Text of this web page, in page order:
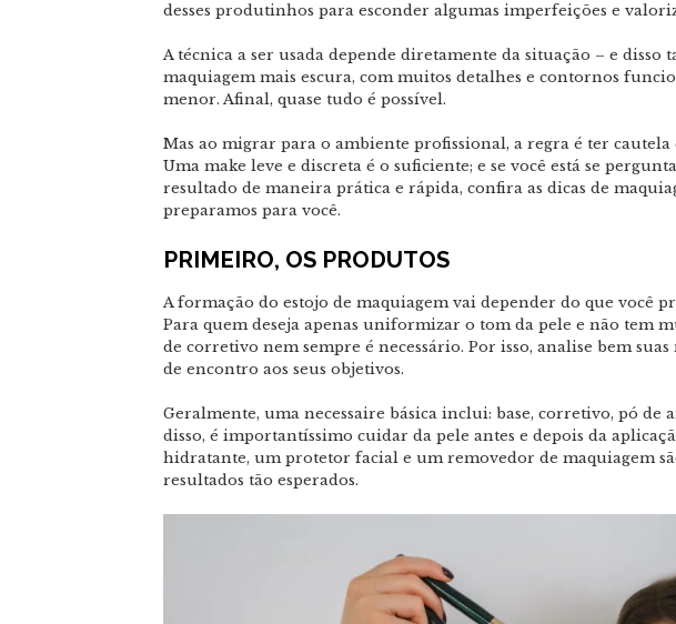
desses produtinhos para esconder algumas imperfeições e
A técnica a ser usada depende diretamente da situação – e disso
maquiagem mais escura, com muitos detalhes e contornos
menor. Afinal, quase tudo é possível.
Mas ao migrar para o ambiente profissional, a regra é ter cautela
Uma make leve e discreta é o suficiente; e se você está se
resultado de maneira prática e rápida, confira as dicas de
preparamos para você.
PRIMEIRO, OS PRODUTOS
A formação do estojo de maquiagem vai depender do que você
Para quem deseja apenas uniformizar o tom da pele e não tem
de corretivo nem sempre é necessário. Por isso, analise bem suas
de encontro aos seus objetivos.
Geralmente, uma necessaire básica inclui: base, corretivo, pó de
disso, é importantíssimo cuidar da pele antes e depois da
hidratante, um protetor facial e um removedor de maquiagem
resultados tão esperados.